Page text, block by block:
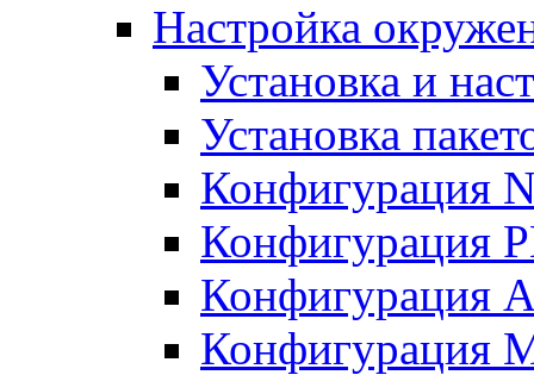
Настройка
Установка и
Установка
Конфигурация
Конфигурация
Конфигурация
Конфигурация